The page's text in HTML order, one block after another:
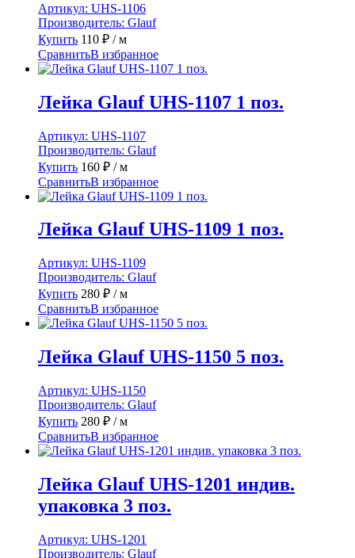
Артикул: UHS-1106
Производитель: Glauf
Купить 110 ₽ / м
СравнитьВ избранное
Лейка Glauf UHS-1107 1 поз.
Артикул: UHS-1107
Производитель: Glauf
Купить 160 ₽ / м
СравнитьВ избранное
Лейка Glauf UHS-1109 1 поз.
Артикул: UHS-1109
Производитель: Glauf
Купить 280 ₽ / м
СравнитьВ избранное
Лейка Glauf UHS-1150 5 поз.
Артикул: UHS-1150
Производитель: Glauf
Купить 280 ₽ / м
СравнитьВ избранное
Лейка Glauf UHS-1201 индив.
упаковка 3 поз.
Артикул: UHS-1201
Производитель: Glauf